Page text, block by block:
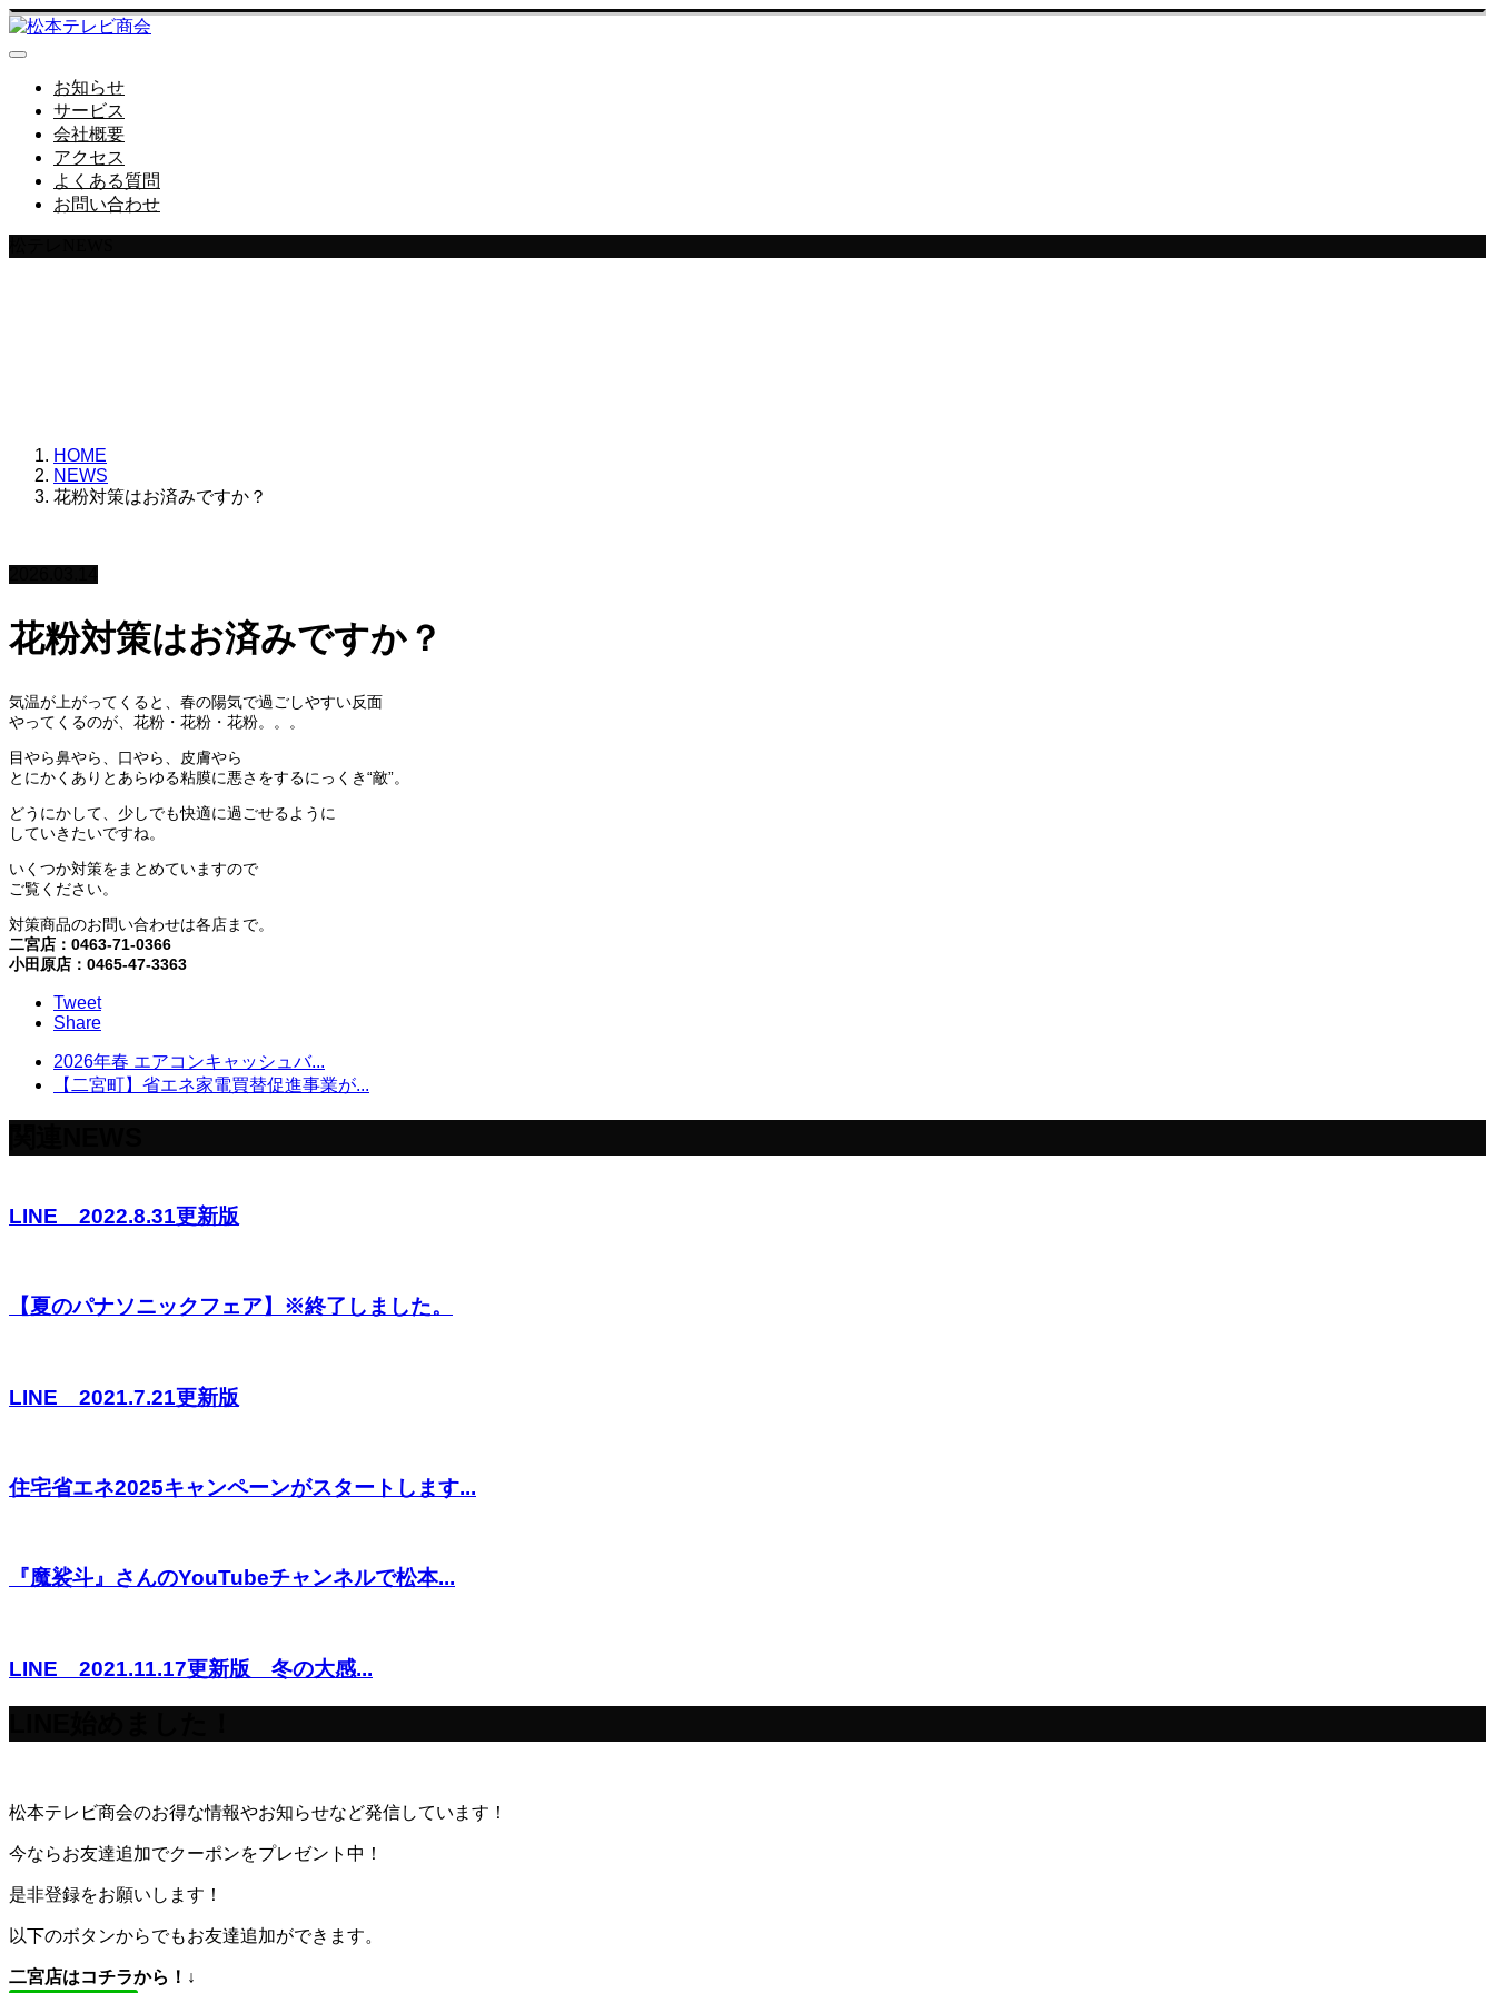
お知らせ
サービス
会社概要
アクセス
よくある質問
お問い合わせ
HOME
NEWS
花粉対策はお済みですか？
花粉対策はお済みですか？
気温が上がってくると、春の陽気で過ごしやすい反面
やってくるのが、花粉・花粉・花粉。。。
目やら鼻やら、口やら、皮膚やら
とにかくありとあらゆる粘膜に悪さをするにっくき“敵”。
どうにかして、少しでも快適に過ごせるように
していきたいですね。
いくつか対策をまとめていますので
ご覧ください。
対策商品のお問い合わせは各店まで。
二宮店：0463-71-0366
小田原店：0465-47-3363
Tweet
Share
2026年春 エアコンキャッシュバ...
【二宮町】省エネ家電買替促進事業が...
LINE 2022.8.31更新版
【夏のパナソニックフェア】※終了しました。
LINE 2021.7.21更新版
住宅省エネ2025キャンペーンがスタートします...
『魔裟斗』さんのYouTubeチャンネルで松本...
LINE 2021.11.17更新版 冬の大感...
松本テレビ商会のお得な情報やお知らせなど発信しています！
今ならお友達追加でクーポンをプレゼント中！
是非登録をお願いします！
以下のボタンからでもお友達追加ができます。
二宮店はコチラから！↓